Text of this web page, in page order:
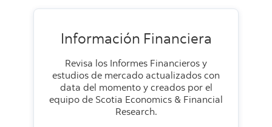
Información Financiera
Revisa los Informes Financieros y
estudios de mercado actualizados con
data del momento y creados por el
equipo de Scotia Economics & Financial
Research.